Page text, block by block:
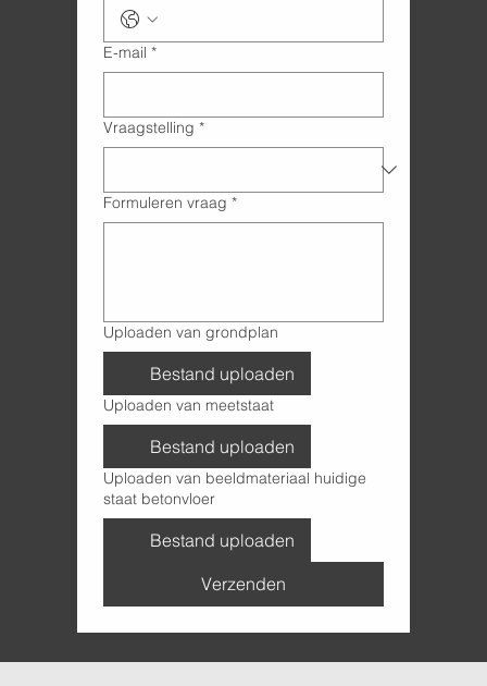
E-mail *
Vraagstelling *
Formuleren vraag *
Uploaden van grondplan
Bestand uploaden
Uploaden van meetstaat
Bestand uploaden
Uploaden van beeldmateriaal huidige
staat betonvloer
Bestand uploaden
Verzenden